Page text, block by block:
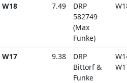
W18 7.49
DRP
582749
(Max
Funke)
W17 9.38
DRP
Bittorf &
Funke